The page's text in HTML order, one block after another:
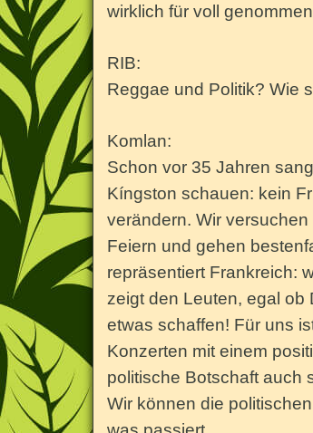
wirklich für voll
RIB:
Reggae und Politik? Wie
Komlan:
Schon vor 35 Jahren
Kíngston schauen: kein
verändern. Wir
Feiern und gehen
repräsentiert Frankreich:
zeigt den Leuten, egal ob
etwas schaffen! Für uns
Konzerten mit einem
politische Botschaft auch
Wir können die